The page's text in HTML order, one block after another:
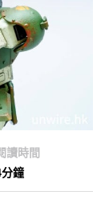
讀時間
鐘